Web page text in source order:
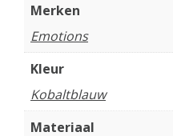
Merken
Emotions
Kleur
Kobaltblauw
Materiaal